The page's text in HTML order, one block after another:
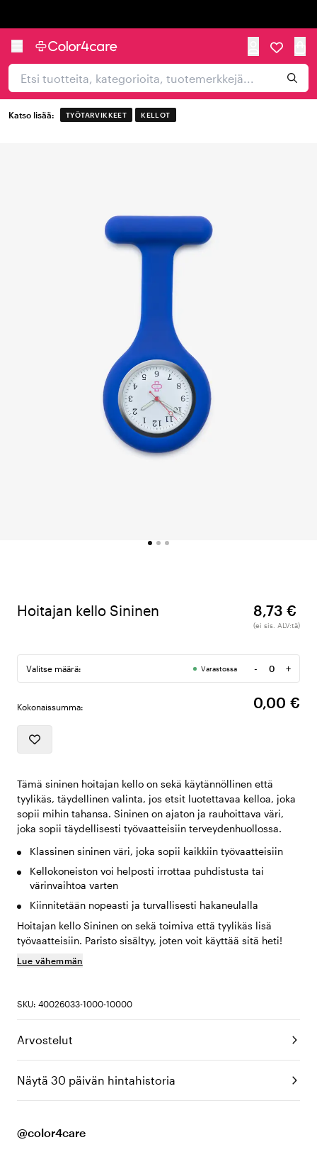
Katso lisää: TYÖTARVIKKEET KELLOT
Hoitajan kello Sininen 8,73 €
(ei sis. ALV:tä)
Valitse määrä: Varastossa -
Määrä
+
Kokonaissumma: 0,00 €
Tämä sininen hoitajan kello on sekä käytännöllinen että
tyylikäs, täydellinen valinta, jos etsit luotettavaa kelloa, joka
sopii mihin tahansa. Sininen on ajaton ja rauhoittava väri,
joka sopii täydellisesti työvaatteisiin terveydenhuollossa.
Klassinen sininen väri, joka sopii kaikkiin työvaatteisiin
Kellokoneiston voi helposti irrottaa puhdistusta tai
värinvaihtoa varten
Kiinnitetään nopeasti ja turvallisesti hakaneulalla
Hoitajan kello Sininen on sekä toimiva että tyylikäs lisä
työvaatteisiin. Paristo sisältyy, joten voit käyttää sitä heti!
Lue vähemmän
SKU: 40026033-1000-10000
Arvostelut
Näytä 30 päivän hintahistoria
@color4care